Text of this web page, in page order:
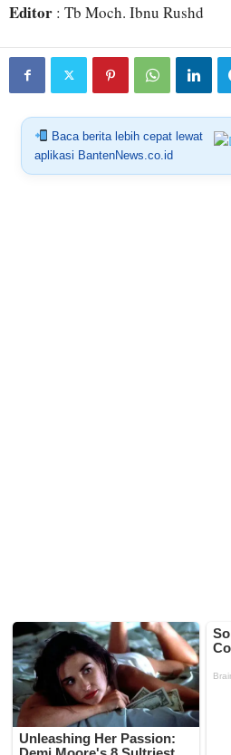
Editor : Tb Moch. Ibnu Rushd
Baca berita lebih cepat lewat
aplikasi BantenNews.co.id